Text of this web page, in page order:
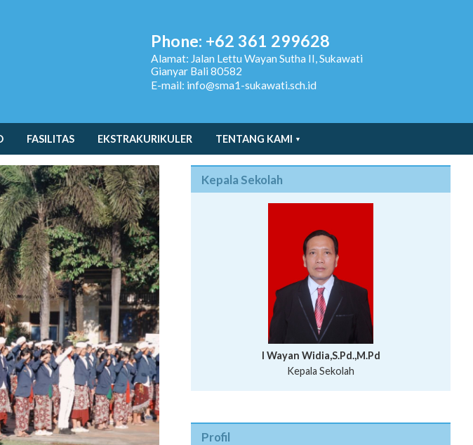
Phone: +62 361 299628
Alamat: Jalan Lettu Wayan Sutha II, Sukawati
Gianyar Bali 80582
E-mail: info@sma1-sukawati.sch.id
FASILITAS EKSTRAKURIKULER TENTANG KAMI
Kepala Sekolah
I Wayan Widia,S.Pd.,M.Pd
Kepala Sekolah
Profil